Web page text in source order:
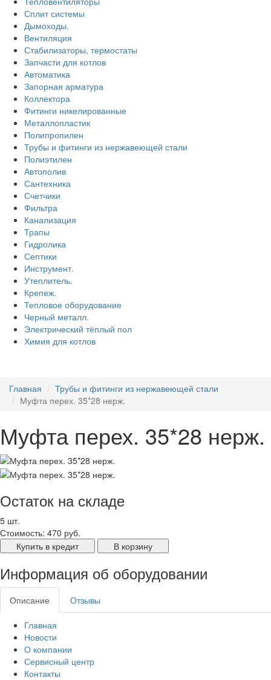
Сплит системы
Дымоходы.
Вентиляция
Стабилизаторы, термостаты
Запчасти для котлов
Автоматика
Запорная арматура
Коллектора
Фитинги никелированные
Металлопластик
Полипропилен
Трубы и фитинги из нержавеющей стали
Полиэтилен
Автополив
Сантехника
Счетчики
Фильтра
Канализация
Трапы
Гидролика
Септики
Инструмент.
Утеплитель.
Крепеж.
Тепловое оборудование
Черный металл.
Электрический тёплый пол
Химия для котлов
Главная
Трубы и фитинги из нержавеющей стали
Муфта перех. 35*28 нерж.
Муфта перех. 35*28 нерж.
Остаток на складе
5 шт.
Стоимость: 470 руб.
Купить в кредит
В корзину
Информация об оборудовании
Описание Отзывы
Главная
Новости
О компании
Сервисный центр
Контакты